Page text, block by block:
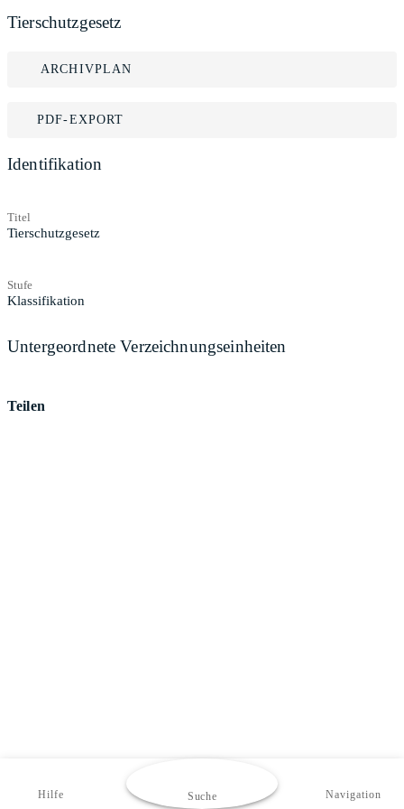
Tierschutzgesetz
ARCHIVPLAN
PDF-EXPORT
Identifikation
Titel
Tierschutzgesetz
Stufe
Klassifikation
Untergeordnete Verzeichnungseinheiten
Teilen
Hilfe Suche Navigation